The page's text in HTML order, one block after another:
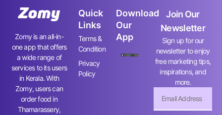
Zomy is an all-in-
one app that offers
a wide range of
services to its users
in Kerala. With
Zomy, users can
order food in
Thamarassery,
Quick
Links
Terms &
Condition
Privacy
Policy
Download
Our
App
Join Our
Newsletter
Sign up for our
newsletter to enjoy
free marketing tips,
inspirations, and
more.